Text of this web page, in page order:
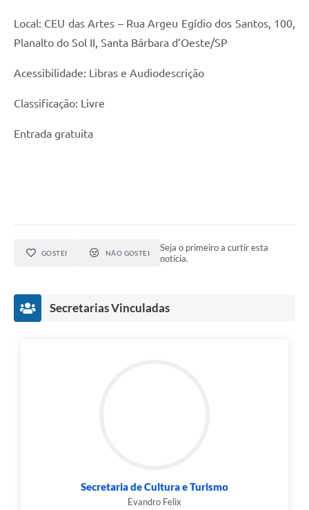
Local: CEU das Artes – Rua Argeu Egídio dos Santos, 100,
Planalto do Sol II, Santa Bárbara d’Oeste/SP
Acessibilidade: Libras e Audiodescrição
Classificação: Livre
Entrada gratuita
GOSTEI NÃO GOSTEI
Seja o primeiro a curtir esta
notícia.
Secretarias Vinculadas
Secretaria de Cultura e Turismo
Evandro Felix